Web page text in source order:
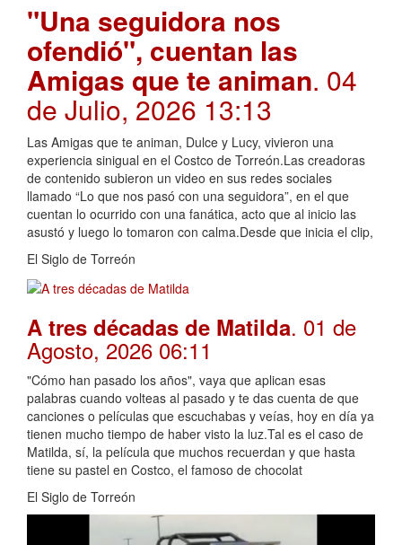
"Una seguidora nos
ofendió", cuentan las
Amigas que te animan. 04
de Julio, 2026 13:13
Las Amigas que te animan, Dulce y Lucy, vivieron una
experiencia sinigual en el Costco de Torreón.Las creadoras
de contenido subieron un video en sus redes sociales
llamado “Lo que nos pasó con una seguidora”, en el que
cuentan lo ocurrido con una fanática, acto que al inicio las
asustó y luego lo tomaron con calma.Desde que inicia el clip,
El Siglo de Torreón
A tres décadas de Matilda. 01 de
Agosto, 2026 06:11
"Cómo han pasado los años", vaya que aplican esas
palabras cuando volteas al pasado y te das cuenta de que
canciones o películas que escuchabas y veías, hoy en día ya
tienen mucho tiempo de haber visto la luz.Tal es el caso de
Matilda, sí, la película que muchos recuerdan y que hasta
tiene su pastel en Costco, el famoso de chocolat
El Siglo de Torreón